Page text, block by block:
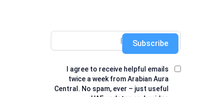
I agree to receive helpful emails
twice a week from Arabian Aura
Central. No spam, ever – just useful
Subscribe